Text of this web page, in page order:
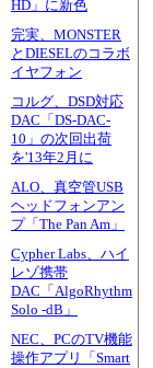
HD」に新色
完実、MONSTER
とDIESELのコラボ
イヤフォン
コルグ、DSD対応
DAC「DS-DAC-
10」の次回出荷
を'13年2月に
ALO、真空管USB
ヘッドフォンアン
プ「The Pan Am」
Cypher Labs、ハイ
レゾ携帯
DAC「AlgoRhythm
Solo -dB」
NEC、PCのTV機能
操作アプリ「Smart